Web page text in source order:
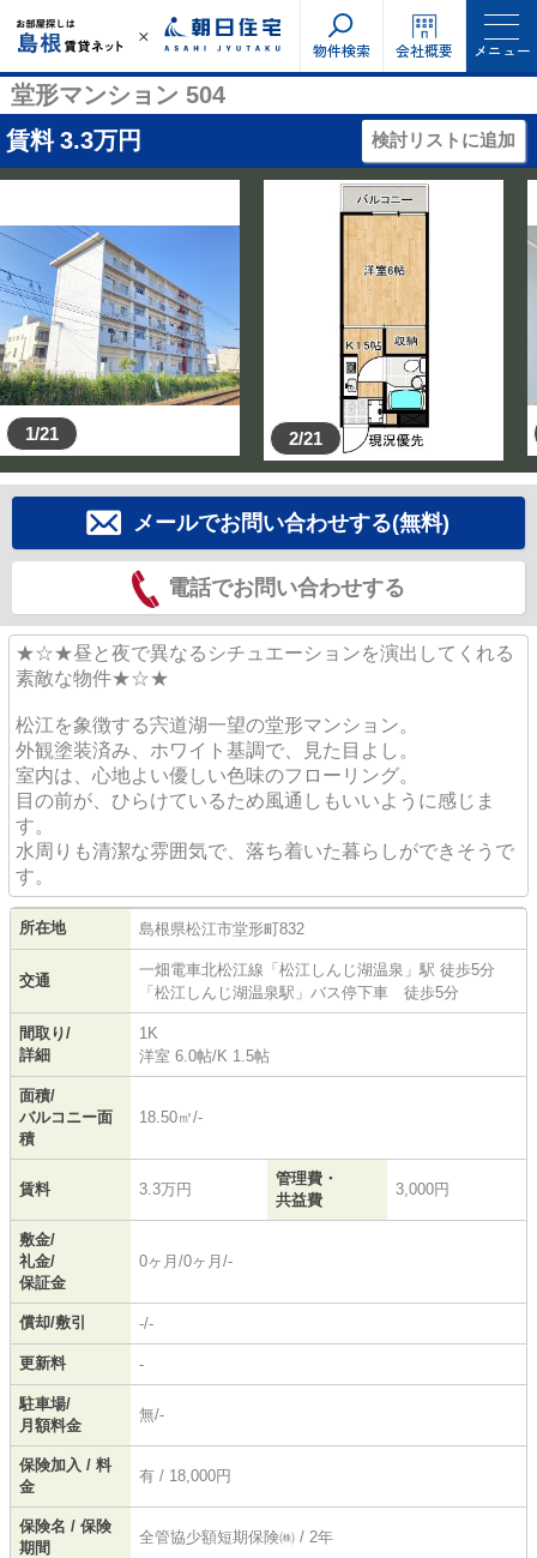
物件検索 会社概要 メニュー
堂形マンション 504
賃料 3.3万円 検討リストに追加
1/21 2/21
メールでお問い合わせする(無料)
電話でお問い合わせする
★☆★昼と夜で異なるシチュエーションを演出してくれる
素敵な物件★☆★
松江を象徴する宍道湖一望の堂形マンション。
外観塗装済み、ホワイト基調で、見た目よし。
室内は、心地よい優しい色味のフローリング。
目の前が、ひらけているため風通しもいいように感じま
す。
水周りも清潔な雰囲気で、落ち着いた暮らしができそうで
す。
所在地 島根県松江市堂形町832
交通
一畑電車北松江線 「 松江しんじ湖温泉 」駅 徒歩5分
「松江しんじ湖温泉駅」バス停下車 徒歩5分
間取り/
詳細
1K
洋室 6.0帖/K 1.5帖
面積/
バルコニー面
積
18.50㎡/-
賃料 3.3万円
管理費・
共益費
3,000円
敷金/
礼金/
保証金
0ヶ月/0ヶ月/-
償却/敷引 -/-
更新料 -
駐車場/
月額料金
無/-
保険加入 / 料
金
有 / 18,000円
保険名 / 保険
期間
全管協少額短期保険㈱ / 2年